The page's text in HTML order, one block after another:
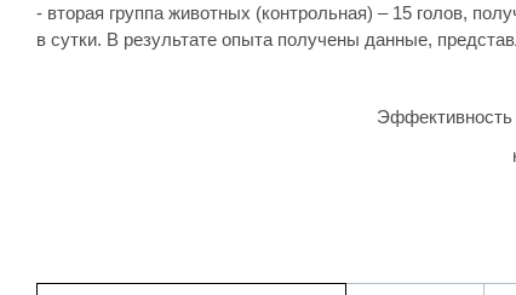
- вторая группа животных (контрольная) – 15 голов,
в сутки. В результате опыта получены данные,
Эффективность